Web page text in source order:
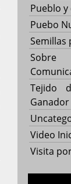
Pueblo
Puebo
Semillas
Tejido
Video
Visita